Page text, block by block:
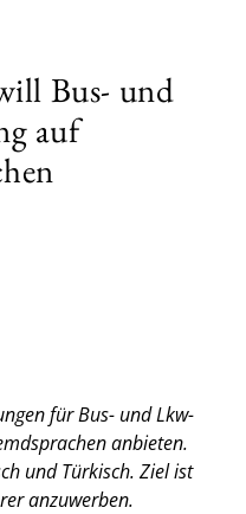
Bus- und
auf
für Bus- und Lkw-
anbieten.
und Türkisch. Ziel ist
anzuwerben.